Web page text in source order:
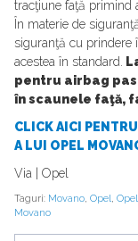
tracţiune faţă primind
În materie de
siguranţă cu prindere
acestea în standard.
pentru airbag
în scaunele faţă,
CLICK AICI
A LUI OPEL
Via | Opel
Taguri: Movano, Opel,
Movano